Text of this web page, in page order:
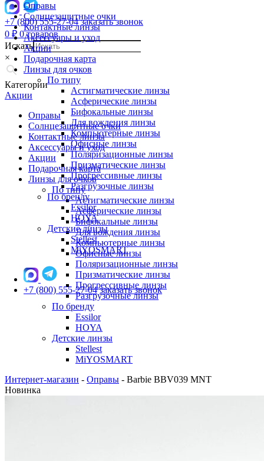
+7 (800) 555-27-04 заказать звонок
0 ₽ 0 товаров
Искать
×
Категории
Акции
Оправы
Солнцезащитные очки
Контактные линзы
Аксессуары и уход
Акции
Подарочная карта
Линзы для очков
По типу
Астигматические линзы
Асферические линзы
Бифокальные линзы
Для вождения линзы
Компьютерные линзы
Офисные линзы
Поляризационные линзы
Призматические линзы
Прогрессивные линзы
Разгрузочные линзы
По бренду
Essilor
HOYA
Детские линзы
Stellest
MiYOSMART
Оправы
Солнцезащитные очки
Контактные линзы
Аксессуары и уход
Акции
Подарочная карта
Линзы для очков
По типу
Астигматические линзы
Асферические линзы
Бифокальные линзы
Для вождения линзы
Компьютерные линзы
Офисные линзы
Поляризационные линзы
Призматические линзы
Прогрессивные линзы
Разгрузочные линзы
По бренду
Essilor
HOYA
Детские линзы
Stellest
MiYOSMART
+7 (800) 555-27-04 заказать звонок
Интернет-магазин - Оправы - Barbie BBV039 MNT
Новинка